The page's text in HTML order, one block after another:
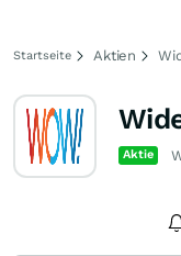
Startseite Aktien
Aktie